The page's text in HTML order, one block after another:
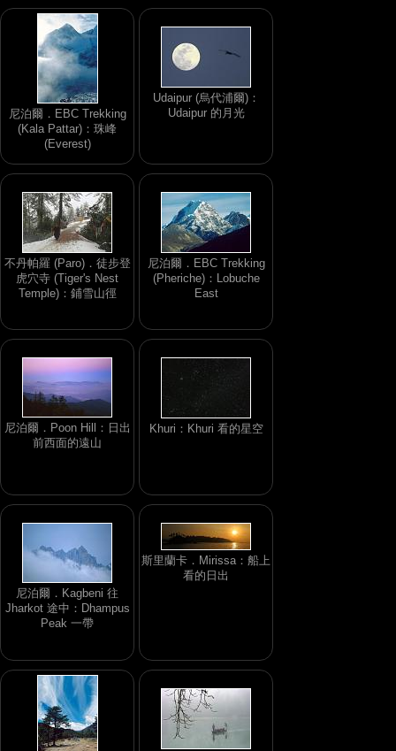
尼泊爾．EBC Trekking
(Kala Pattar)：珠峰
(Everest)
Udaipur (烏代浦爾)：
Udaipur 的月光
不丹帕羅 (Paro)．徒步登
虎穴寺 (Tiger's Nest
Temple)：鋪雪山徑
尼泊爾．EBC Trekking
(Pheriche)：Lobuche
East
尼泊爾．Poon Hill：日出
前西面的遠山
Khuri：Khuri 看的星空
尼泊爾．Kagbeni 往
Jharkot 途中：Dhampus
Peak 一帶
斯里蘭卡．Mirissa：船上
看的日出